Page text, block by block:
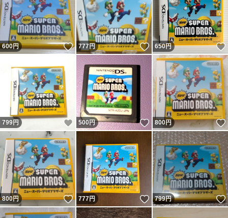
600円 いいね！
777 円 いいね！
650円
799円 いいね！
500円 いいね！
800円
800円 いいね！
777円 いいね！
799円